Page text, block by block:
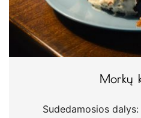
Morkų
Sudedamosios